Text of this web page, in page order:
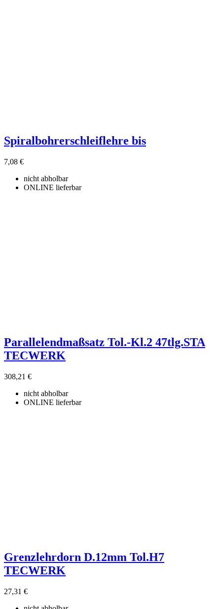
Spiralbohrerschleiflehre bis
7,08 €
nicht abholbar
ONLINE lieferbar
Parallelendmaßsatz Tol.-Kl.2 47tlg.STA
TECWERK
308,21 €
nicht abholbar
ONLINE lieferbar
Grenzlehrdorn D.12mm Tol.H7
TECWERK
27,31 €